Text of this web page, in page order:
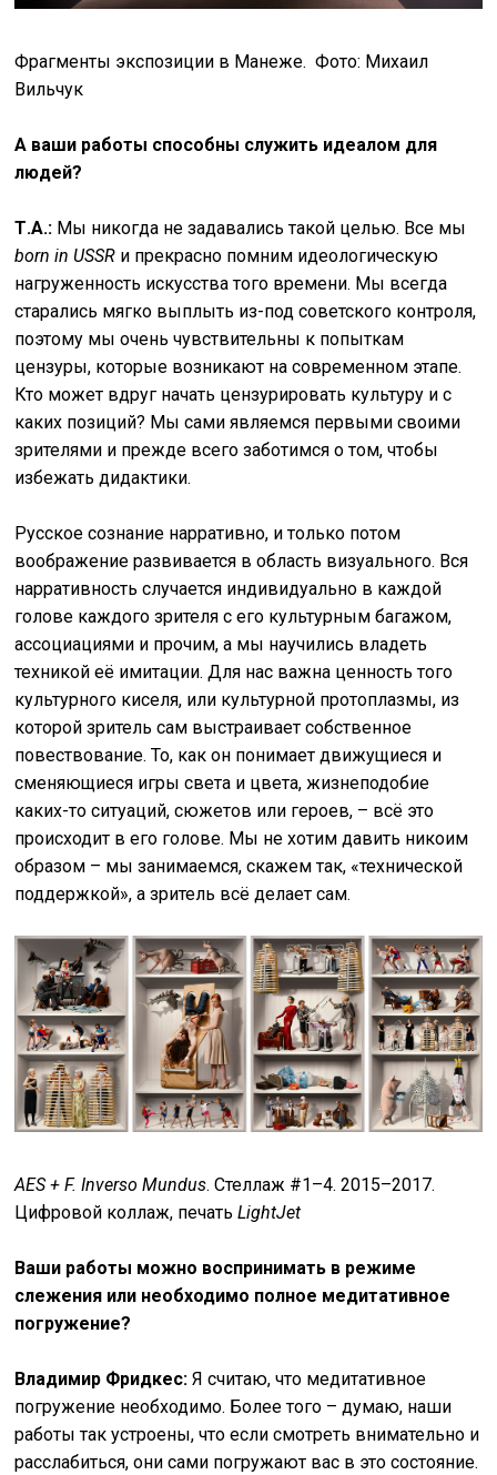
Фрагменты экспозиции в Манеже. Фото: Михаил
Вильчук
А ваши работы способны служить идеалом для
людей?
Т.А.: Мы никогда не задавались такой целью. Все мы
born in USSR и прекрасно помним идеологическую
нагруженность искусства того времени. Мы всегда
старались мягко выплыть из-под советского контроля,
поэтому мы очень чувствительны к попыткам
цензуры, которые возникают на современном этапе.
Кто может вдруг начать цензурировать культуру и с
каких позиций? Мы сами являемся первыми своими
зрителями и прежде всего заботимся о том, чтобы
избежать дидактики.
Русское сознание нарративно, и только потом
воображение развивается в область визуального. Вся
нарративность случается индивидуально в каждой
голове каждого зрителя с его культурным багажом,
ассоциациями и прочим, а мы научились владеть
техникой её имитации. Для нас важна ценность того
культурного киселя, или культурной протоплазмы, из
которой зритель сам выстраивает собственное
повествование. То, как он понимает движущиеся и
сменяющиеся игры света и цвета, жизнеподобие
каких-то ситуаций, сюжетов или героев, – всё это
происходит в его голове. Мы не хотим давить никоим
образом – мы занимаемся, скажем так, «технической
поддержкой», а зритель всё делает сам.
AES + F. Inverso Mundus. Стеллаж #1–4. 2015–2017.
Цифровой коллаж, печатьLightJet
Ваши работы можно воспринимать в режиме
слежения или необходимо полное медитативное
погружение?
Владимир Фридкес: Я считаю, что медитативное
погружение необходимо. Более того – думаю, наши
работы так устроены, что если смотреть внимательно и
расслабиться, они сами погружают вас в это состояние.